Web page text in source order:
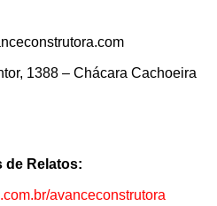
1388 – Chácara Cachoeira
de Relatos:
avanceconstrutora